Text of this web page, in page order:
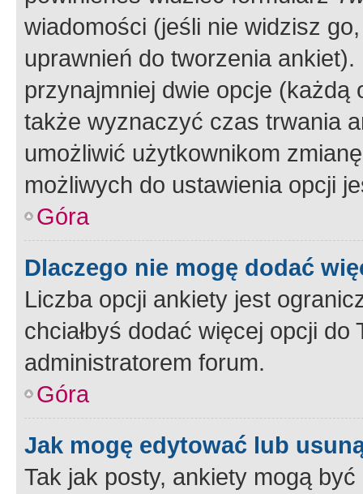
wiadomości (jeśli nie widzisz
uprawnień do tworzenia
przynajmniej dwie opcje
także wyznaczyć czas trwania
umożliwić użytkownikom
możliwych do ustawienia opcji
Góra
Dlaczego nie mogę dodać
Liczba opcji ankiety jest
chciałbyś dodać więcej opcji
administratorem forum.
Góra
Jak mogę edytować lub
Tak jak posty, ankiety mogą